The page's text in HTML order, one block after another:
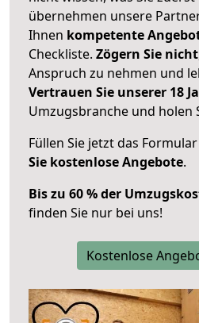
übernehmen unsere
Ihnen kompetente
Checkliste. Zögern Sie nicht
Anspruch zu nehmen und
Vertrauen Sie unserer 18
Umzugsbranche und holen
Füllen Sie jetzt das
Sie kostenlose Angebote.
Bis zu 60 % der
finden Sie nur bei uns!
Kostenlose